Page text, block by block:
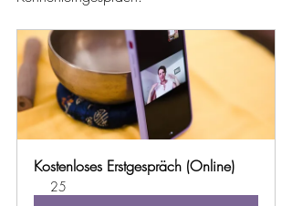
Kostenloses Erstgespräch (Online)
25